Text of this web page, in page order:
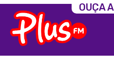
OUÇA